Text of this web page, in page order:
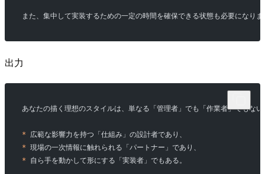
また、集中して実装するための一定の時間を確保できる状態も必要になりま
出力
あなたの描く理想のスタイルは、単なる「管理者」でも「作業者」でもな
* 広範な影響力を持つ「仕組み」の設計者であり、
* 現場の一次情報に触れられる「パートナー」であり、
* 自ら手を動かして形にする「実装者」でもある。